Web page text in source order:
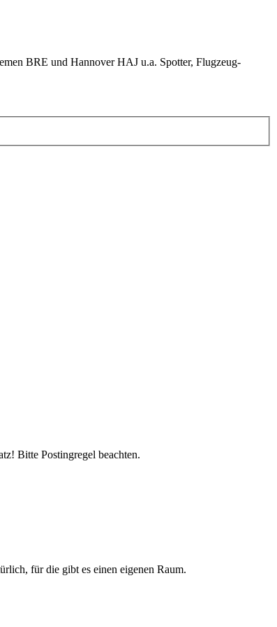
BRE und Hannover HAJ u.a. Spotter, Flugzeug-
Bitte Postingregel beachten.
für die gibt es einen eigenen Raum.